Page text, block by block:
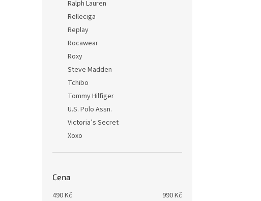
Ralph Lauren
Relleciga
Replay
Rocawear
Roxy
Steve Madden
Tchibo
Tommy Hilfiger
U.S. Polo Assn.
Victoria’s Secret
Xoxo
Cena
490Kč 990Kč